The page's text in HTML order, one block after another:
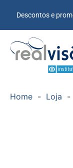
Descontos e
Home - Loja -